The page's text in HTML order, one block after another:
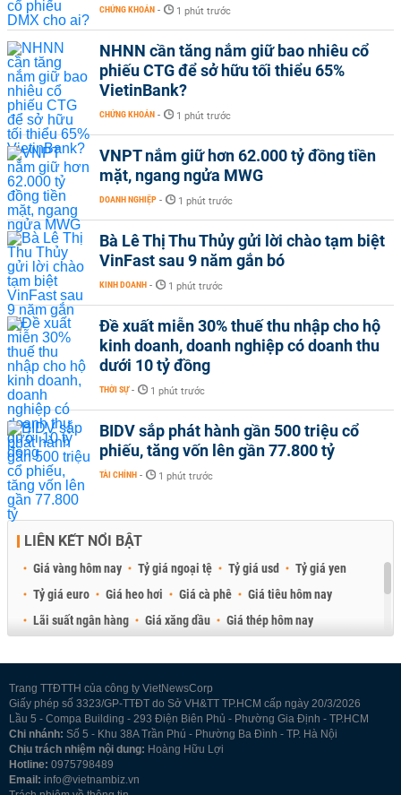
CHỨNG KHOÁN - 1 phút trước
NHNN cần tăng nắm giữ bao nhiêu cổ
phiếu CTG để sở hữu tối thiểu 65%
VietinBank?
CHỨNG KHOÁN - 1 phút trước
VNPT nắm giữ hơn 62.000 tỷ đồng tiền
mặt, ngang ngửa MWG
DOANH NGHIỆP - 1 phút trước
Bà Lê Thị Thu Thủy gửi lời chào tạm biệt
VinFast sau 9 năm gắn bó
KINH DOANH - 1 phút trước
Đề xuất miễn 30% thuế thu nhập cho hộ
kinh doanh, doanh nghiệp có doanh thu
dưới 10 tỷ đồng
THỜI SỰ - 1 phút trước
BIDV sắp phát hành gần 500 triệu cổ
phiếu, tăng vốn lên gần 77.800 tỷ
TÀI CHÍNH - 1 phút trước
LIÊN KẾT NỔI BẬT
Giá vàng hôm nay Tỷ giá ngoại tệ Tỷ giá usd
Tỷ giá yen
Tỷ giá euro
Giá heo hơi Giá cà phê
Giá tiêu hôm nay
Lãi suất ngân hàng
Giá xăng dầu
Giá thép hôm nay
Trang TTĐTTH của công ty VietNewsCorp
Giấy phép số 3323/GP-TTĐT do Sở VH&TT TP.HCM cấp ngày 20/3/2026
Lầu 5 - Compa Building - 293 Điện Biên Phủ - Phường Gia Định - TP.HCM
Chi nhánh: Số 5 - Khu 38A Trần Phú - Phường Ba Đình - TP. Hà Nội
Chịu trách nhiệm nội dung: Hoàng Hữu Lợi
Hotline: 0975798489
Email: info@vietnambiz.vn